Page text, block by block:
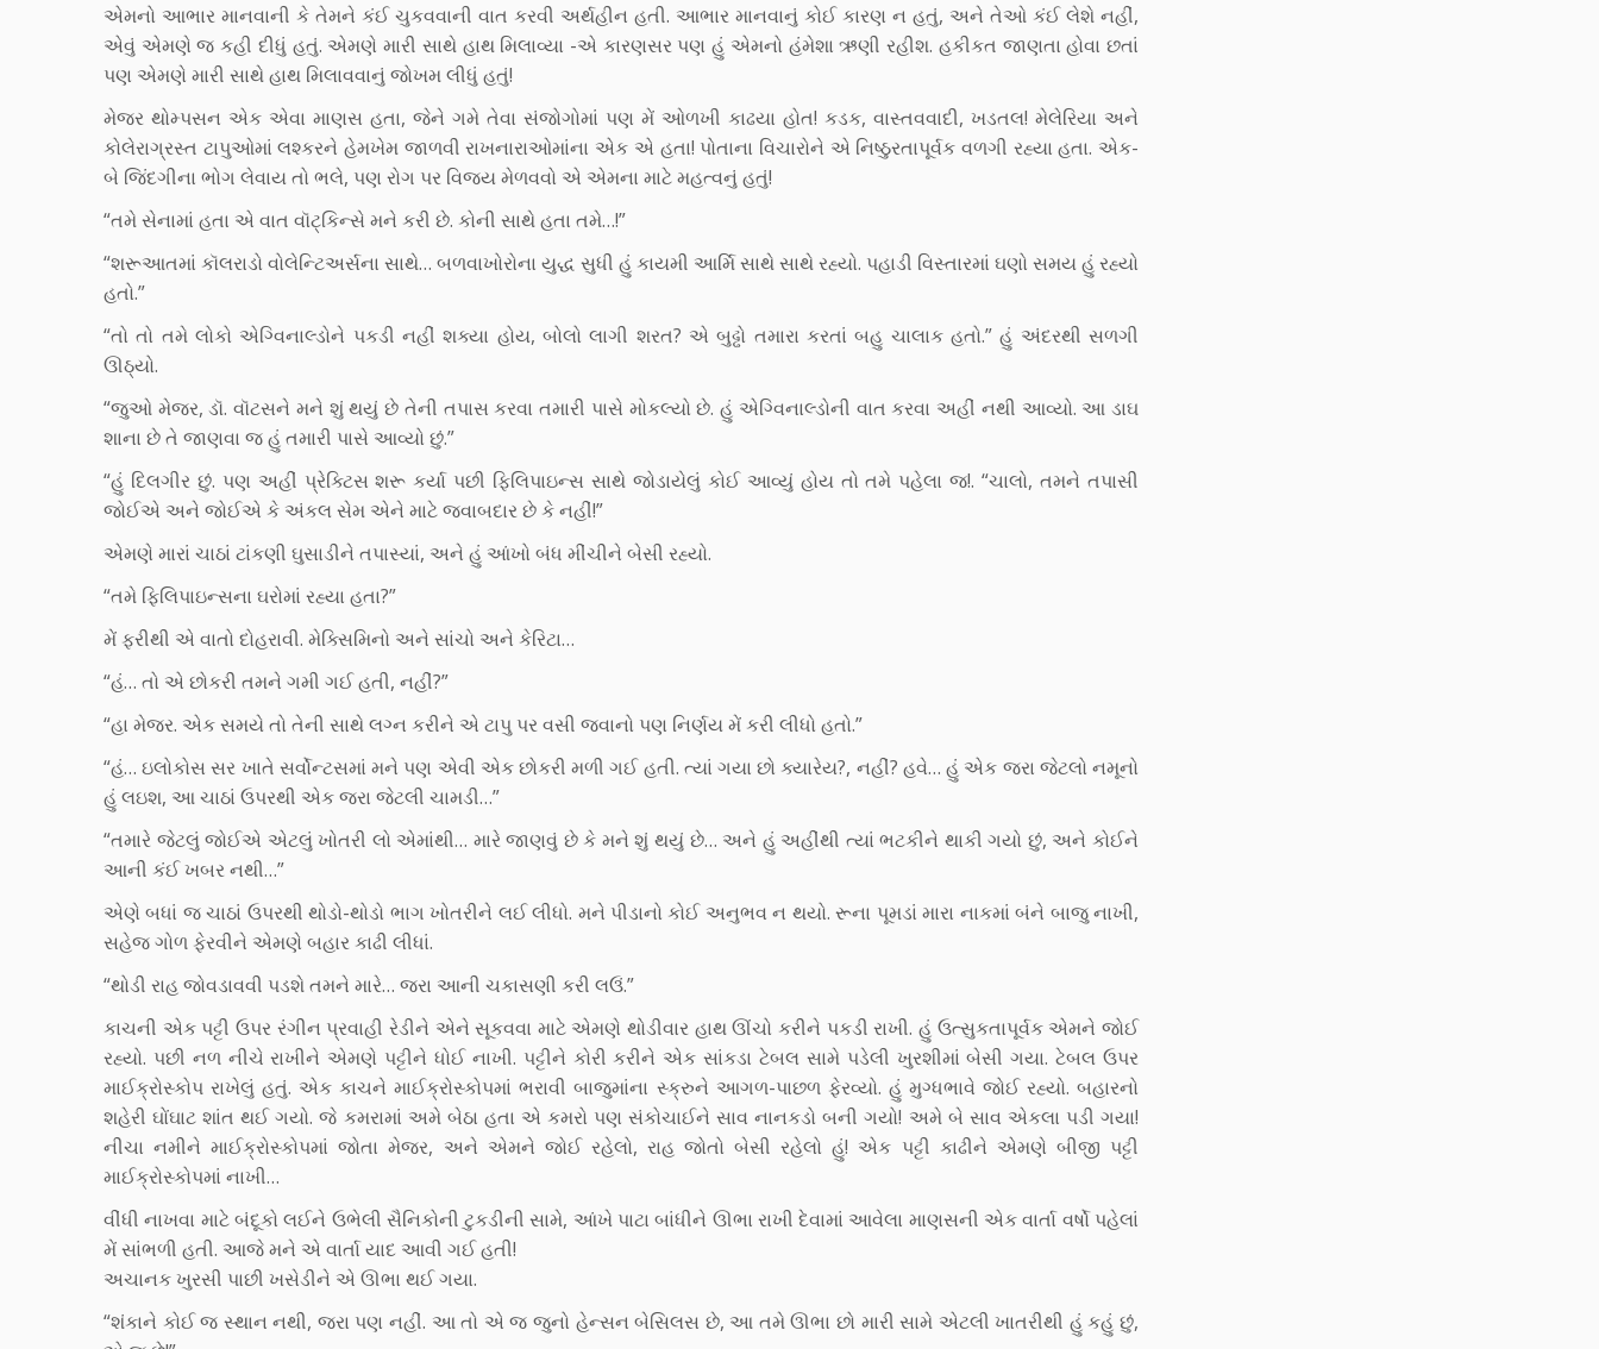
એમનો આભાર માનવાની કે તેમને કંઈ ચુકવવાની વાત કરવી અર્થહીન હતી. આભાર માનવાનું કોઈ કારણ ન હતું, અને તેઓ કંઈ લેશે નહીં,
એવું એમણે જ કહી દીધું હતું. એમણે મારી સાથે હાથ મિલાવ્યા -એ કારણસર પણ હું એમનો હંમેશા ઋણી રહીશ. હકીકત જાણતા હોવા છતાં
પણ એમણે મારી સાથે હાથ મિલાવવાનું જોખમ લીધું હતું!
મેજર થોમ્પસન એક એવા માણસ હતા, જેને ગમે તેવા સંજોગોમાં પણ મેં ઓળખી કાઢયા હોત! કડક, વાસ્તવવાદી, ખડતલ! મેલેરિયા અને
કોલેરાગ્રસ્ત ટાપુઓમાં લશ્કરને હેમખેમ જાળવી રાખનારાઓમાંના એક એ હતા! પોતાના વિચારોને એ નિષ્ઠુરતાપૂર્વક વળગી રહ્યા હતા. એક-
બે જિંદગીના ભોગ લેવાય તો ભલે, પણ રોગ પર વિજય મેળવવો એ એમના માટે મહત્વનું હતું!
“તમે સેનામાં હતા એ વાત વૉટ્કિન્સે મને કરી છે. કોની સાથે હતા તમે…!”
“શરૂઆતમાં કૉલરાડો વોલેન્ટિઅર્સના સાથે… બળવાખોરોના યુદ્ધ સુધી હું કાયમી આર્મિ સાથે સાથે રહ્યો. પહાડી વિસ્તારમાં ઘણો સમય હું રહ્યો
હતો.”
“તો તો તમે લોકો એગ્વિનાલ્ડોને પકડી નહીં શક્યા હોય, બોલો લાગી શરત? એ બુઢ્ઢો તમારા કરતાં બહુ ચાલાક હતો.” હું અંદરથી સળગી
ઊઠ્યો.
“જુઓ મેજર, ડૉ. વૉટસને મને શું થયું છે તેની તપાસ કરવા તમારી પાસે મોકલ્યો છે. હું એગ્વિનાલ્ડોની વાત કરવા અહીં નથી આવ્યો. આ ડાઘ
શાના છે તે જાણવા જ હું તમારી પાસે આવ્યો છું.”
“હું દિલગીર છું. પણ અહીં પ્રેક્ટિસ શરૂ કર્યા પછી ફિલિપાઇન્સ સાથે જોડાયેલું કોઈ આવ્યું હોય તો તમે પહેલા જ!. “ચાલો, તમને તપાસી
જોઈએ અને જોઈએ કે અંકલ સેમ એને માટે જવાબદાર છે કે નહીં!”
એમણે મારાં ચાઠાં ટાંકણી ઘુસાડીને તપાસ્યાં, અને હું આંખો બંધ મીંચીને બેસી રહ્યો.
“તમે ફિલિપાઇન્સના ઘરોમાં રહ્યા હતા?”
મેં ફરીથી એ વાતો દોહરાવી. મેક્સિમિનો અને સાંચો અને કેરિટા…
“હં… તો એ છોકરી તમને ગમી ગઈ હતી, નહીં?”
“હા મેજર. એક સમયે તો તેની સાથે લગ્ન કરીને એ ટાપુ પર વસી જવાનો પણ નિર્ણય મેં કરી લીધો હતો.”
“હં… ઇલોકોસ સર ખાતે સર્વોન્ટસમાં મને પણ એવી એક છોકરી મળી ગઈ હતી. ત્યાં ગયા છો ક્યારેય?, નહીં? હવે… હું એક જરા જેટલો નમૂનો
હું લઇશ, આ ચાઠાં ઉપરથી એક જરા જેટલી ચામડી…”
“તમારે જેટલું જોઈએ એટલું ખોતરી લો એમાંથી… મારે જાણવું છે કે મને શું થયું છે… અને હું અહીંથી ત્યાં ભટકીને થાકી ગયો છું, અને કોઈને
આની કંઈ ખબર નથી…”
એણે બધાં જ ચાઠાં ઉપરથી થોડો-થોડો ભાગ ખોતરીને લઈ લીધો. મને પીડાનો કોઈ અનુભવ ન થયો. રૂના પૂમડાં મારા નાકમાં બંને બાજુ નાખી,
સહેજ ગોળ ફેરવીને એમણે બહાર કાઢી લીધાં.
“થોડી રાહ જોવડાવવી પડશે તમને મારે… જરા આની ચકાસણી કરી લઉં.”
કાચની એક પટ્ટી ઉપર રંગીન પ્રવાહી રેડીને એને સૂકવવા માટે એમણે થોડીવાર હાથ ઊંચો કરીને પકડી રાખી. હું ઉત્સુકતાપૂર્વક એમને જોઈ
રહ્યો. પછી નળ નીચે રાખીને એમણે પટ્ટીને ધોઈ નાખી. પટ્ટીને કોરી કરીને એક સાંકડા ટેબલ સામે પડેલી ખુરશીમાં બેસી ગયા. ટેબલ ઉપર
માઈક્રોસ્કોપ રાખેલું હતું. એક કાચને માઈક્રોસ્કોપમાં ભરાવી બાજુમાંના સ્ક્રુને આગળ-પાછળ ફેરવ્યો. હું મુગ્ધભાવે જોઈ રહ્યો. બહારનો
શહેરી ઘોંઘાટ શાંત થઈ ગયો. જે કમરામાં અમે બેઠા હતા એ કમરો પણ સંકોચાઈને સાવ નાનકડો બની ગયો! અમે બે સાવ એકલા પડી ગયા!
નીચા નમીને માઈક્રોસ્કોપમાં જોતા મેજર, અને એમને જોઈ રહેલો, રાહ જોતો બેસી રહેલો હું! એક પટ્ટી કાઢીને એમણે બીજી પટ્ટી
માઈક્રોસ્કોપમાં નાખી…
વીંધી નાખવા માટે બંદૂકો લઈને ઉભેલી સૈનિકોની ટુકડીની સામે, આંખે પાટા બાંધીને ઊભા રાખી દેવામાં આવેલા માણસની એક વાર્તા વર્ષો પહેલાં
મેં સાંભળી હતી. આજે મને એ વાર્તા યાદ આવી ગઈ હતી!
અચાનક ખુરસી પાછી ખસેડીને એ ઊભા થઈ ગયા.
“શંકાને કોઈ જ સ્થાન નથી, જરા પણ નહીં. આ તો એ જ જુનો હેન્સન બેસિલસ છે, આ તમે ઊભા છો મારી સામે એટલી ખાતરીથી હું કહું છું,